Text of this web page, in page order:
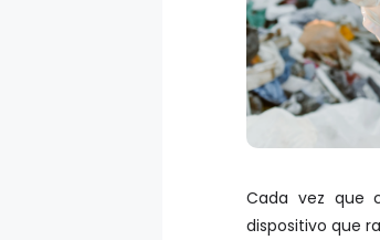
Cada vez que
dispositivo que